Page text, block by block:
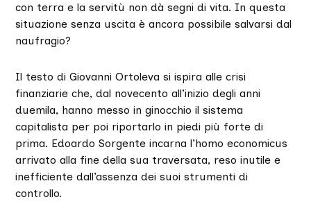
con terra e la servitù non dà segni di vita. In questa
situazione senza uscita è ancora possibile salvarsi dal
naufragio?
Il testo di Giovanni Ortoleva si ispira alle crisi
finanziarie che, dal novecento all’inizio degli anni
duemila, hanno messo in ginocchio il sistema
capitalista per poi riportarlo in piedi più forte di
prima. Edoardo Sorgente incarna l’homo economicus
arrivato alla fine della sua traversata, reso inutile e
inefficiente dall’assenza dei suoi strumenti di
controllo.